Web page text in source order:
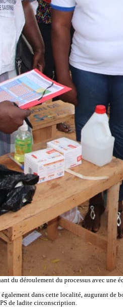
du déroulement du processus avec une
dans cette localité, augurant
de ladite circonscription.